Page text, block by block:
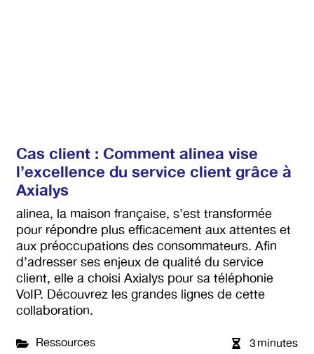
Ressources
Cas client : Comment alinea vise
l’excellence du service client grâce à
Axialys
3minutes
alinea, la maison française, s’est transformée
pour répondre plus efficacement aux attentes et
aux préoccupations des consommateurs. Afin
d’adresser ses enjeux de qualité du service
client, elle a choisi Axialys pour sa téléphonie
VoIP. Découvrez les grandes lignes de cette
collaboration.